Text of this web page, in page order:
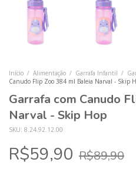
Início / Alimentação / Garrafa Infantil /
Canudo Flip Zoo 384 ml Baleia Narval - Skip
Garrafa com Canudo
Narval - Skip Hop
SKU: 8.24.92.12.00
R$59,90 R$89,90